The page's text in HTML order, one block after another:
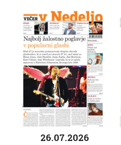
26.07.2026